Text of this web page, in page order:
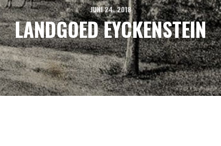
JUNI 24, 2018
LANDGOED EYCKENSTEIN